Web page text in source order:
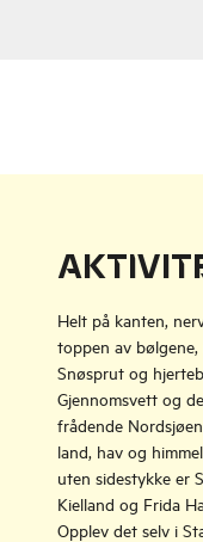
Helt på kanten,
toppen av
Snøsprut og
Gjennomsvett og
frådende
land, hav og
uten sidestykke er
Kielland og Frida
Opplev det selv i